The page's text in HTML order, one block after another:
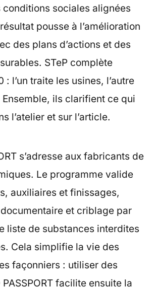
conditions sociales alignées
pousse à l’amélioration
des plans d’actions et des
STeP complète
: l’un traite les usines, l’autre
ils clarifient ce qui
l’atelier et sur l’article.
s’adresse aux fabricants de
Le programme valide
auxiliaires et finissages,
et criblage par
liste de substances interdites
Cela simplifie la vie des
façonniers : utiliser des
facilite ensuite la